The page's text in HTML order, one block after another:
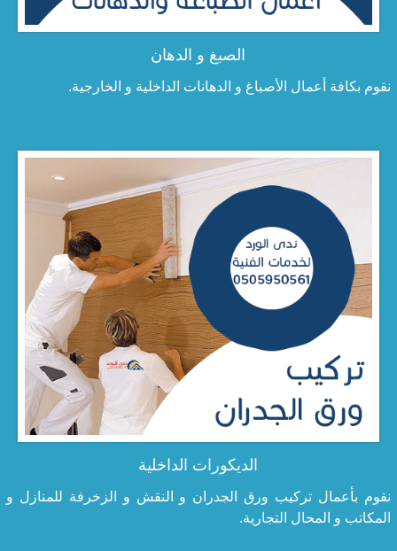
الصبغ و الدهان
نقوم بكافة أعمال الأصباغ و الدهانات الداخلية و الخارجية.
الديكورات الداخلية
نقوم بأعمال تركيب ورق الجدران و النقش و الزخرفة للمنازل و
المكاتب و المحال التجارية.